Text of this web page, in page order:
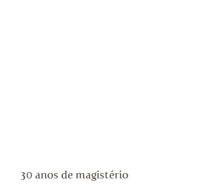
30 anos de magistério